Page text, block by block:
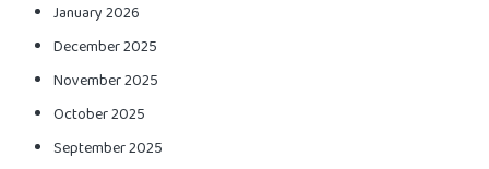
January 2026
December 2025
November 2025
October 2025
September 2025